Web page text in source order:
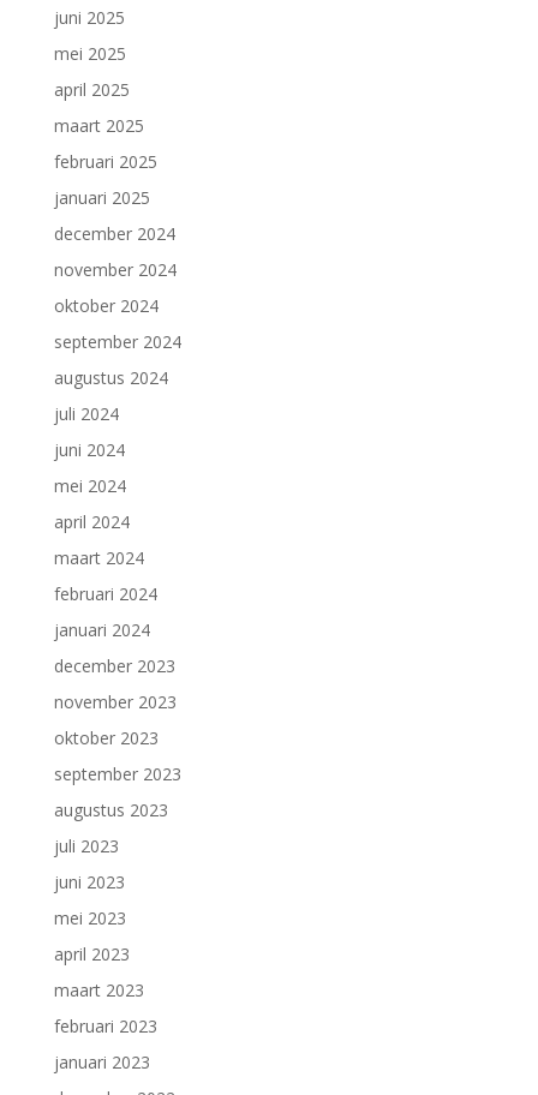
juni 2025
mei 2025
april 2025
maart 2025
februari 2025
januari 2025
december 2024
november 2024
oktober 2024
september 2024
augustus 2024
juli 2024
juni 2024
mei 2024
april 2024
maart 2024
februari 2024
januari 2024
december 2023
november 2023
oktober 2023
september 2023
augustus 2023
juli 2023
juni 2023
mei 2023
april 2023
maart 2023
februari 2023
januari 2023